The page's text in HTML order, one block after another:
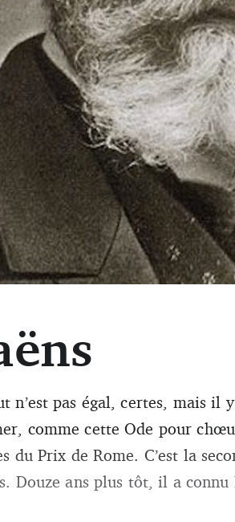
n’est pas égal, certes, mais il
comme cette Ode pour
du Prix de Rome. C’est la
Douze ans plus tôt, il a connu